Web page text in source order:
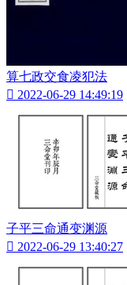
算七政交食凌犯法
 2022-06-29 14:49:19
子平三命通变渊源
 2022-06-29 13:40:27